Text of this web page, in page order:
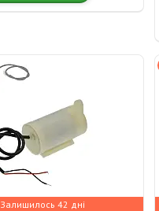
Залишилось 42 дні